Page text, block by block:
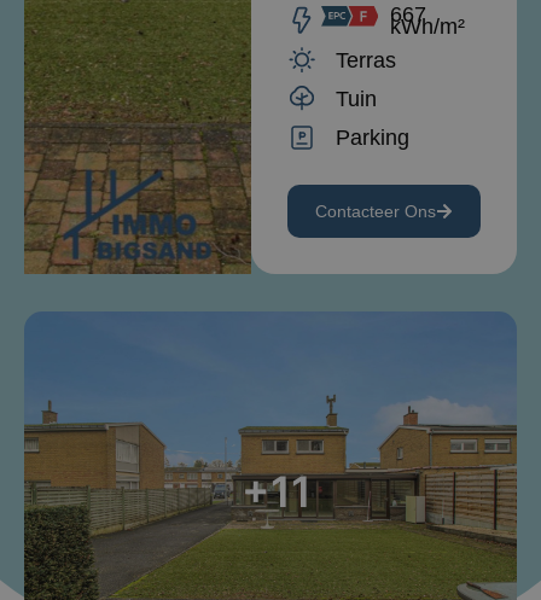
667
kWh/m²
Terras
Tuin
Parking
Contacteer Ons
+11